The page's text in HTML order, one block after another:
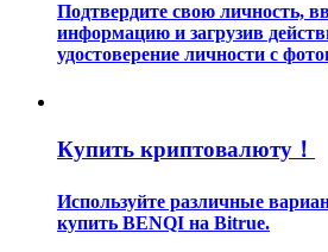
Узнайте, как оставаться
Подтвердите свою личность,
информацию и загрузив
удостоверение личности с
Купить криптовалюту！
Используйте различные
купить BENQI на Bitrue.